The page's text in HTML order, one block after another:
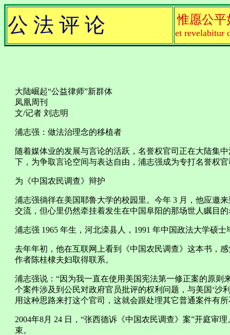
公 法 评 论 惟愿公平
et revelabitur
大陆崛起“公益律师”新群体
凤凰周刊
文/记者 刘志明
浦志强：做法治理念的移植者
随着媒体业的发展与言论的活跃，名誉权官司正在大陆集
下，为争取言论空间与表达自由，浦志强成为专打名誉权
为《中国农民调查》辩护
浦志强徜徉在美国耶鲁大学的校园里。今年 3 月，他应邀
交流，但心里仍然牵挂着发生在中国阜阳的那场世人瞩目
浦志强 1965 年生，河北滦县人，1991 年中国政法大学硕
去年年初，他在互联网上看到《中国农民调查》这本书，
作者陈桂棣夫妇取得联系。
浦志强说：“因为我一直在使用美国宪法第一修正案的原则
个案件涉及到公民对政府官员批评的权利问题，与美国‘沙
用这种思路来打这个官司，这就会跟处理其它普通案件有所
2004年8月 24 日，“张西德诉《中国农民调查》案”开庭审
束。